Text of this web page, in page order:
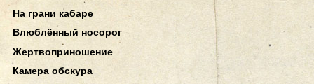
На грани кабаре
Влюблённый носорог
Жертвоприношение
Камера обскура